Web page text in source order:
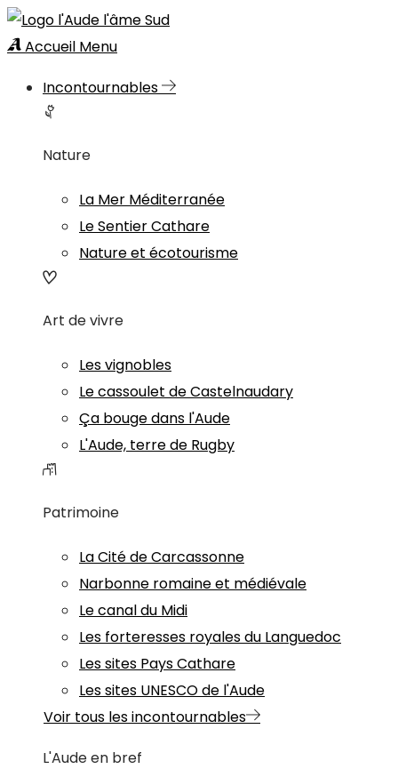
Accueil Menu
Incontournables
Nature
La Mer Méditerranée
Le Sentier Cathare
Nature et écotourisme
Art de vivre
Les vignobles
Le cassoulet de Castelnaudary
Ça bouge dans l'Aude
L'Aude, terre de Rugby
Patrimoine
La Cité de Carcassonne
Narbonne romaine et médiévale
Le canal du Midi
Les forteresses royales du Languedoc
Les sites Pays Cathare
Les sites UNESCO de l'Aude
Voir tous les incontournables
L'Aude en bref